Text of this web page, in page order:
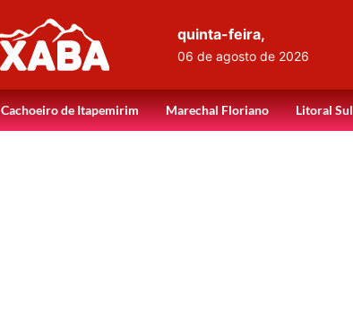
quinta-feira,
06 de agosto de 2026
Cachoeiro de Itapemirim Marechal Floriano Litoral Sul